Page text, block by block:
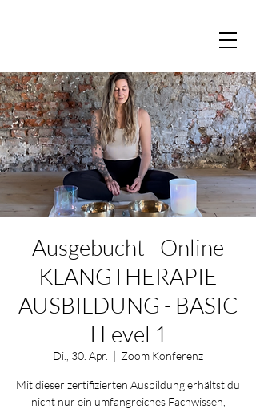
Ausgebucht - Online
KLANGTHERAPIE
AUSBILDUNG - BASIC
I Level 1
Di., 30. Apr.
  |
Zoom Konferenz
Mit dieser zertifizierten Ausbildung erhältst du
nicht nur ein umfangreiches Fachwissen,